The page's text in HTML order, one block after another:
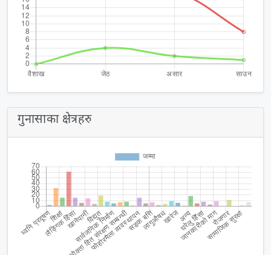
गुनासाका क्षेत्रहरु